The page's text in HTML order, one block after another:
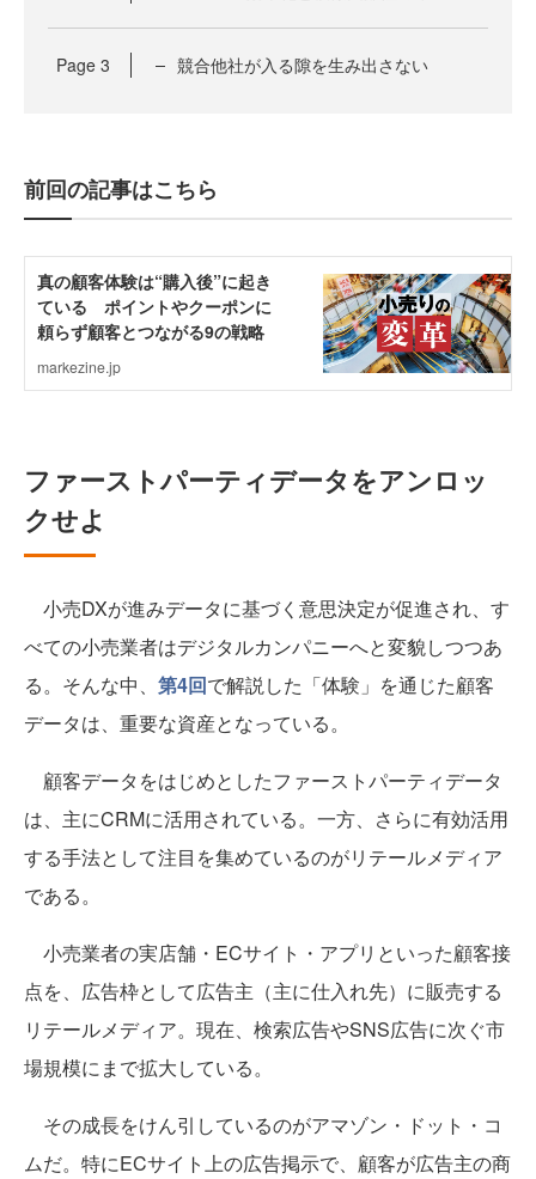
Page 3 競合他社が入る隙を生み出さない
前回の記事はこちら
ファーストパーティデータをアンロッ
クせよ
小売DXが進みデータに基づく意思決定が促進され、す
べての小売業者はデジタルカンパニーへと変貌しつつあ
る。そんな中、 第4回で解説した「体験」を通じた顧客
データは、重要な資産となっている。
顧客データをはじめとしたファーストパーティデータ
は、主にCRMに活用されている。一方、さらに有効活用
する手法として注目を集めているのがリテールメディア
である。
小売業者の実店舗・ECサイト・アプリといった顧客接
点を、広告枠として広告主（主に仕入れ先）に販売する
リテールメディア。現在、検索広告やSNS広告に次ぐ市
場規模にまで拡大している。
その成長をけん引しているのがアマゾン・ドット・コ
ムだ。特にECサイト上の広告掲示で、顧客が広告主の商